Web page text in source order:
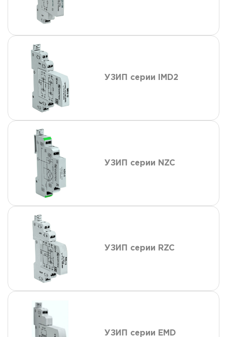
УЗИП серии IMD2
УЗИП серии NZC
УЗИП серии RZC
УЗИП серии EMD